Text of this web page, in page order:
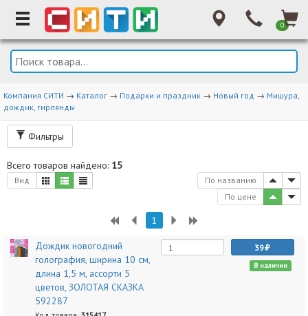
0
Компания СИТИ → Каталог → Подарки и праздник → Новый год → Мишура,
дождик, гирлянды
Фильтры
Всего товаров найдено: 15
Вид
По названию
По цене
1
Дождик новогодний
голография, ширина 10 см,
длина 1,5 м, ассорти 5
цветов, ЗОЛОТАЯ СКАЗКА
592287
39
В наличии